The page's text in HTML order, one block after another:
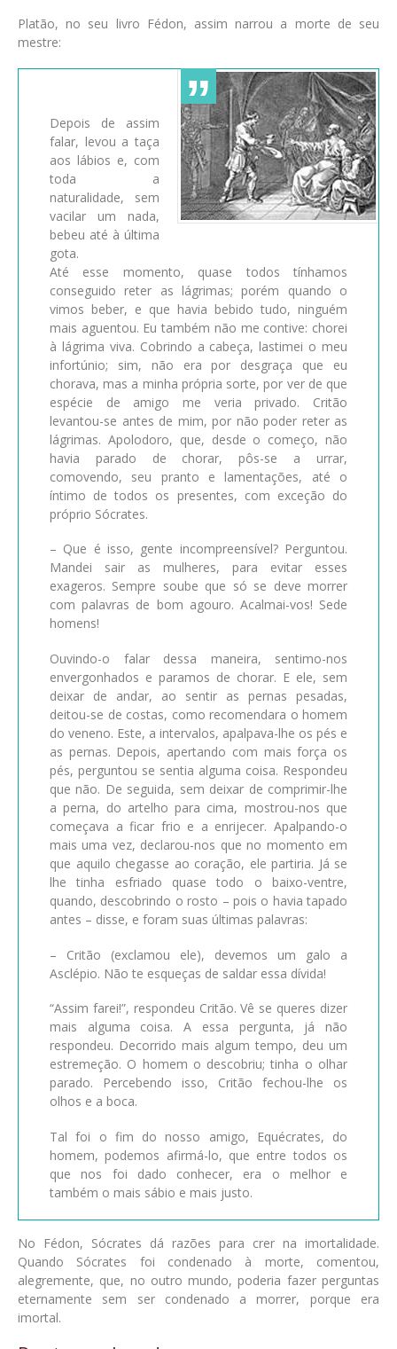
Platão, no seu livro Fédon, assim narrou a morte de seu
mestre:
Depois de assim
falar, levou a taça
aos lábios e, com
toda a
naturalidade, sem
vacilar um nada,
bebeu até à última
gota.
Até esse momento, quase todos tínhamos
conseguido reter as lágrimas; porém quando o
vimos beber, e que havia bebido tudo, ninguém
mais aguentou. Eu também não me contive: chorei
à lágrima viva. Cobrindo a cabeça, lastimei o meu
infortúnio; sim, não era por desgraça que eu
chorava, mas a minha própria sorte, por ver de que
espécie de amigo me veria privado. Critão
levantou-se antes de mim, por não poder reter as
lágrimas. Apolodoro, que, desde o começo, não
havia parado de chorar, pôs-se a urrar,
comovendo, seu pranto e lamentações, até o
íntimo de todos os presentes, com exceção do
próprio Sócrates.
– Que é isso, gente incompreensível? Perguntou.
Mandei sair as mulheres, para evitar esses
exageros. Sempre soube que só se deve morrer
com palavras de bom agouro. Acalmai-vos! Sede
homens!
Ouvindo-o falar dessa maneira, sentimo-nos
envergonhados e paramos de chorar. E ele, sem
deixar de andar, ao sentir as pernas pesadas,
deitou-se de costas, como recomendara o homem
do veneno. Este, a intervalos, apalpava-lhe os pés e
as pernas. Depois, apertando com mais força os
pés, perguntou se sentia alguma coisa. Respondeu
que não. De seguida, sem deixar de comprimir-lhe
a perna, do artelho para cima, mostrou-nos que
começava a ficar frio e a enrijecer. Apalpando-o
mais uma vez, declarou-nos que no momento em
que aquilo chegasse ao coração, ele partiria. Já se
lhe tinha esfriado quase todo o baixo-ventre,
quando, descobrindo o rosto – pois o havia tapado
antes – disse, e foram suas últimas palavras:
– Critão (exclamou ele), devemos um galo a
Asclépio. Não te esqueças de saldar essa dívida!
“Assim farei!”, respondeu Critão. Vê se queres dizer
mais alguma coisa. A essa pergunta, já não
respondeu. Decorrido mais algum tempo, deu um
estremeção. O homem o descobriu; tinha o olhar
parado. Percebendo isso, Critão fechou-lhe os
olhos e a boca.
Tal foi o fim do nosso amigo, Equécrates, do
homem, podemos afirmá-lo, que entre todos os
que nos foi dado conhecer, era o melhor e
também o mais sábio e mais justo.
No Fédon, Sócrates dá razões para crer na imortalidade.
Quando Sócrates foi condenado à morte, comentou,
alegremente, que, no outro mundo, poderia fazer perguntas
eternamente sem ser condenado a morrer, porque era
imortal.